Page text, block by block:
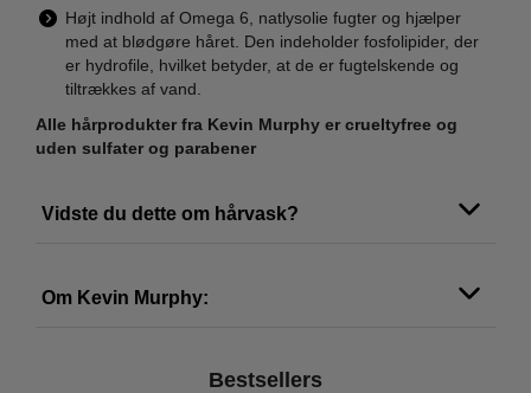
Højt indhold af Omega 6, natlysolie fugter og hjælper
med at blødgøre håret. Den indeholder fosfolipider, der
er hydrofile, hvilket betyder, at de er fugtelskende og
tiltrækkes af vand.
Alle hårprodukter fra Kevin Murphy er crueltyfree og
uden sulfater og parabener
Vidste du dette om hårvask?
Om Kevin Murphy:
Bestsellers